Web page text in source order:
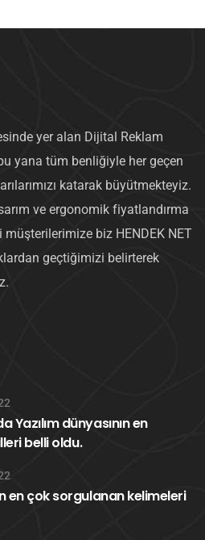
yer alan Dijital Reklam
yana tüm benliğiyle her geçen
katarak büyütmekteyiz.
ve ergonomik fiyatlandırma
müşterilerimize biz HENDEK NET
geçtiğimizi belirterek
Yazılım dünyasının en
belli oldu.
en çok sorgulanan kelimeleri